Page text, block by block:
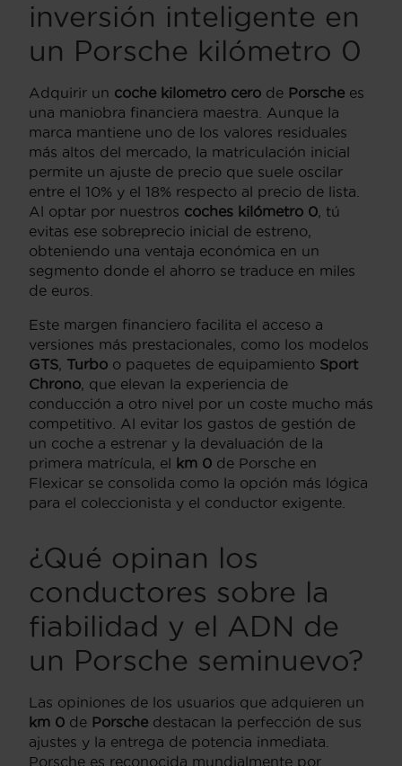
inversión inteligente en
un Porsche kilómetro 0
Adquirir un coche kilometro cero de Porsche es
una maniobra financiera maestra. Aunque la
marca mantiene uno de los valores residuales
más altos del mercado, la matriculación inicial
permite un ajuste de precio que suele oscilar
entre el 10% y el 18% respecto al precio de lista.
Al optar por nuestros coches kilómetro 0, tú
evitas ese sobreprecio inicial de estreno,
obteniendo una ventaja económica en un
segmento donde el ahorro se traduce en miles
de euros.
Este margen financiero facilita el acceso a
versiones más prestacionales, como los modelos
GTS, Turbo o paquetes de equipamiento Sport
Chrono, que elevan la experiencia de
conducción a otro nivel por un coste mucho más
competitivo. Al evitar los gastos de gestión de
un coche a estrenar y la devaluación de la
primera matrícula, el km 0 de Porsche en
Flexicar se consolida como la opción más lógica
para el coleccionista y el conductor exigente.
¿Qué opinan los
conductores sobre la
fiabilidad y el ADN de
un Porsche seminuevo?
Las opiniones de los usuarios que adquieren un
km 0 de Porsche destacan la perfección de sus
ajustes y la entrega de potencia inmediata.
Porsche es reconocida mundialmente por